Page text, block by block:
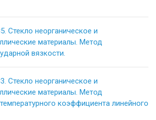
Стекло неорганическое и
материалы. Метод
вязкости.
Стекло неорганическое и
материалы. Метод
коэффициента линейного